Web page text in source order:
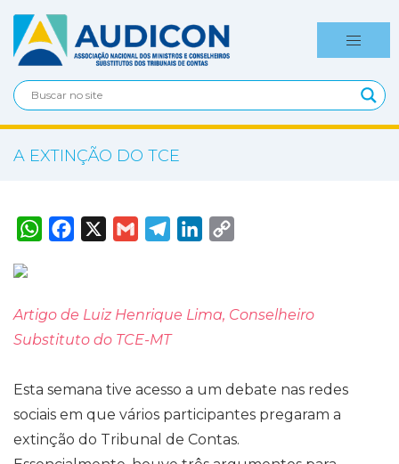
A EXTINÇÃO DO TCE
W
h
p
p
F
a
o
k
X
G
m
T
e
a
m
L
I
n
n
k
Artigo de Luiz Henrique Lima, Conselheiro
Substituto do TCE-MT
Esta semana tive acesso a um debate nas redes
sociais em que vários participantes pregaram a
extinção do Tribunal de Contas.